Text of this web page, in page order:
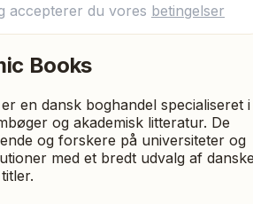
accepterer du vores betingelser
Books
en dansk boghandel specialiseret i
og akademisk litteratur. De
og forskere på universiteter og
med et bredt udvalg af